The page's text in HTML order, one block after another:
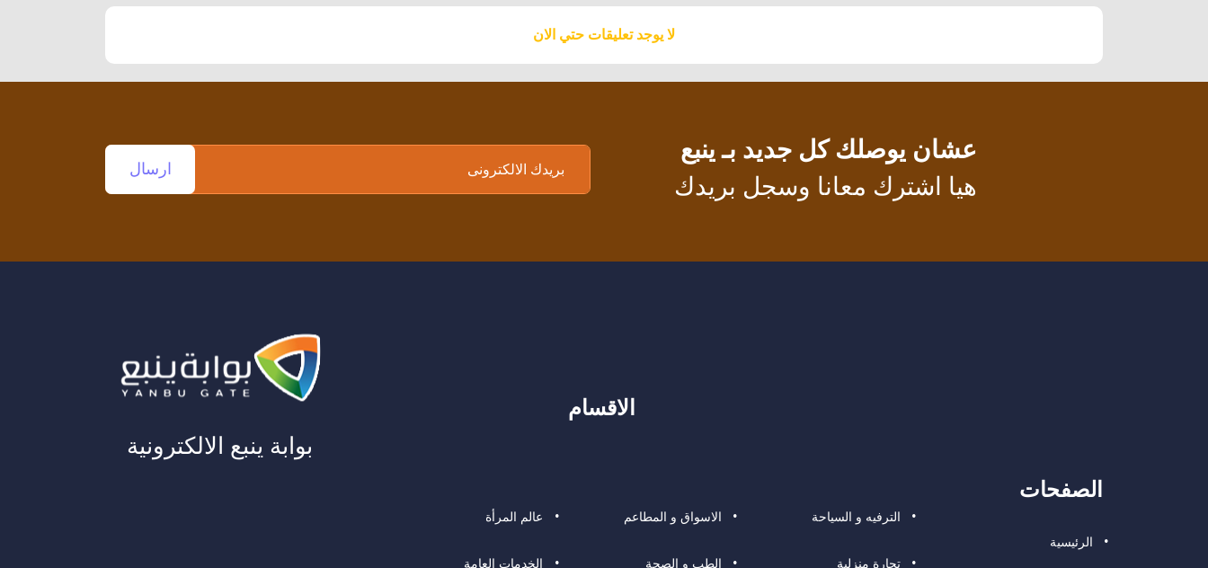
لا يوجد تعليقات حتي الان
عشان يوصلك كل جديد بـ ينبع
هيا اشترك معانا وسجل بريدك
الصفحات
الرئيسية
الاقسام
الترفيه و السياحة الاسواق و المطاعم عالم المرأة
تجارة منزلية الطب و الصحة الخدمات العامة
بوابة ينبع الالكترونية